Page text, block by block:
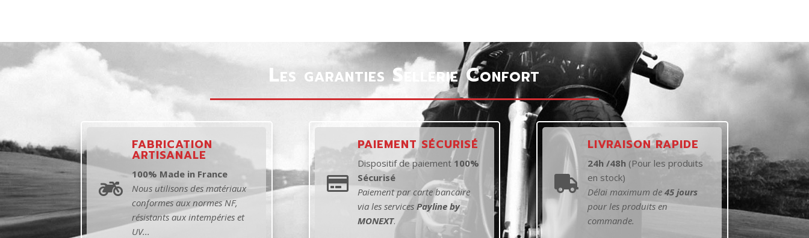
Les garanties Sellerie Confort

FABRICATION
ARTISANALE
100% Made in France
Nous utilisons des matériaux
conformes aux normes NF,
résistants aux intempéries et
UV...

PAIEMENT SÉCURISÉ
Dispositif de paiement100%
Sécurisé
Paiement par carte bancaire
via les services Payline by
MONEXT.

LIVRAISON RAPIDE
24h /48h(Pour les produits
en stock)
Délai maximum de 45 jours
pour les produits en
commande.